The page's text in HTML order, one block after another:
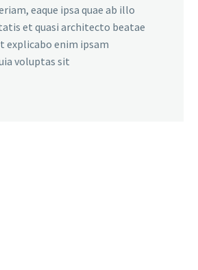
eaque ipsa quae ab illo
et quasi architecto beatae
explicabo enim ipsam
voluptas sit